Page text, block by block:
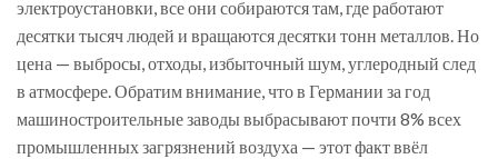
электроустановки, все они собираются там, где работают
десятки тысяч людей и вращаются десятки тонн металлов. Но
цена — выбросы, отходы, избыточный шум, углеродный след
в атмосфере. Обратим внимание, что в Германии за год
машиностроительные заводы выбрасывают почти 8% всех
промышленных загрязнений воздуха — этот факт ввёл